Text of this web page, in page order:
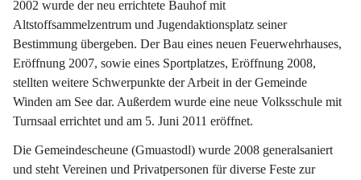
2002 wurde der neu errichtete Bauhof mit
Altstoffsammelzentrum und Jugendaktionsplatz seiner
Bestimmung übergeben. Der Bau eines neuen Feuerwehrhauses,
Eröffnung 2007, sowie eines Sportplatzes, Eröffnung 2008,
stellten weitere Schwerpunkte der Arbeit in der Gemeinde
Winden am See dar. Außerdem wurde eine neue Volksschule mit
Turnsaal errichtet und am 5. Juni 2011 eröffnet.
Die Gemeindescheune (Gmuastodl) wurde 2008 generalsaniert
und steht Vereinen und Privatpersonen für diverse Feste zur